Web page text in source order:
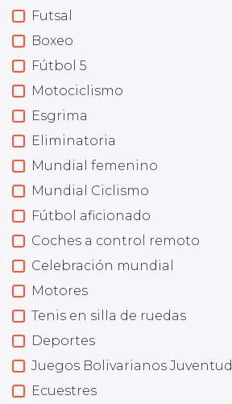
Futsal
Boxeo
Fútbol 5
Motociclismo
Esgrima
Eliminatoria
Mundial femenino
Mundial Ciclismo
Fútbol aficionado
Coches a control remoto
Celebración mundial
Motores
Tenis en silla de ruedas
Deportes
Juegos Bolivarianos Juventud
Ecuestres